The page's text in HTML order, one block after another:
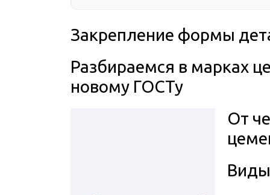
Закрепление формы
Разбираемся в марках
новому ГОСТу
От
Виды